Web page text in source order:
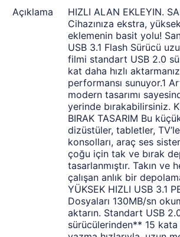
Açıklama
HIZLI ALAN EKLEYIN.
Cihazınıza ekstra,
eklemenin basit yolu!
USB 3.1 Flash Sürücü
filmi standart USB 2.0
kat daha hızlı
performansı sunuyor.1
modern tasarımı
yerinde bırakabilirsiniz.
BIRAK TASARIM Bu
dizüstüler, tabletler,
konsolları, araç ses
çoğu için tak ve bırak
tasarlanmıştır. Takın ve
çalışan anlık bir
YÜKSEK HIZLI USB 3.1
Dosyaları 130MB/sn
aktarın. Standart USB
sürücülerinden** 15 kata